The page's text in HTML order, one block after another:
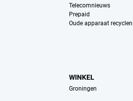
Telecomnieuws
Prepaid
Oude apparaat recyclen
WINKEL
Groningen